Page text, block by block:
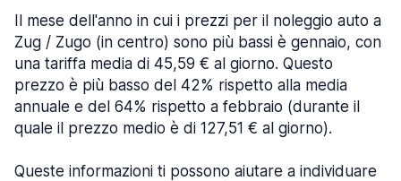
Il mese dell'anno in cui i prezzi per il noleggio auto a
Zug / Zugo (in centro) sono più bassi è gennaio, con
una tariffa media di 45,59 € al giorno. Questo
prezzo è più basso del 42% rispetto alla media
annuale e del 64% rispetto a febbraio (durante il
quale il prezzo medio è di 127,51 € al giorno).
Queste informazioni ti possono aiutare a individuare